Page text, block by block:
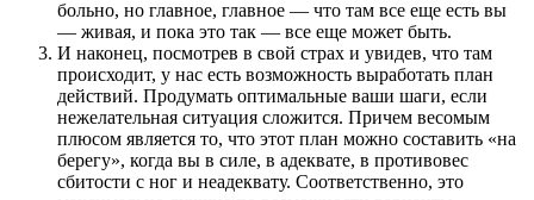
больно, но главное, главное — что там все еще есть вы
— живая, и пока это так — все еще может быть.
И наконец, посмотрев в свой страх и увидев, что там
происходит, у нас есть возможность выработать план
действий. Продумать оптимальные ваши шаги, если
нежелательная ситуация сложится. Причем весомым
плюсом является то, что этот план можно составить «на
берегу», когда вы в силе, в адеквате, в противовес
сбитости с ног и неадеквату. Соответственно, это